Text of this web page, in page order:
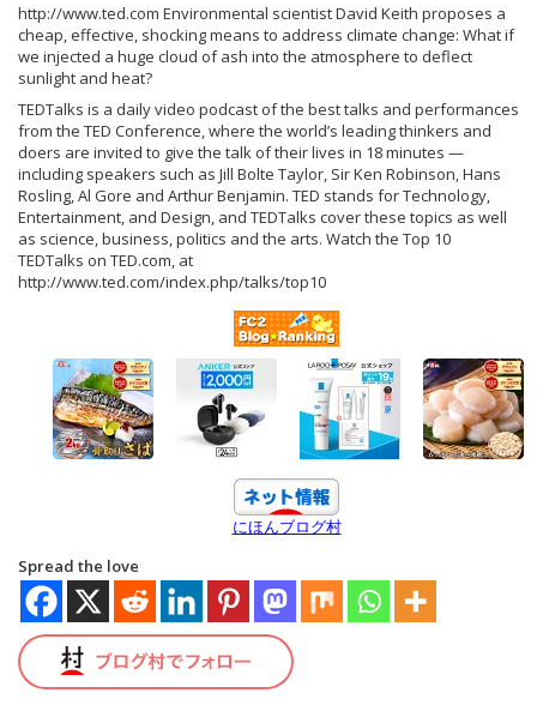
http://www.ted.com Environmental scientist David Keith proposes a
cheap, effective, shocking means to address climate change: What if
we injected a huge cloud of ash into the atmosphere to deflect
sunlight and heat?
TEDTalks is a daily video podcast of the best talks and performances
from the TED Conference, where the world’s leading thinkers and
doers are invited to give the talk of their lives in 18 minutes —
including speakers such as Jill Bolte Taylor, Sir Ken Robinson, Hans
Rosling, Al Gore and Arthur Benjamin. TED stands for Technology,
Entertainment, and Design, and TEDTalks cover these topics as well
as science, business, politics and the arts. Watch the Top 10
TEDTalks on TED.com, at
http://www.ted.com/index.php/talks/top10
にほんブログ村
Spread the love